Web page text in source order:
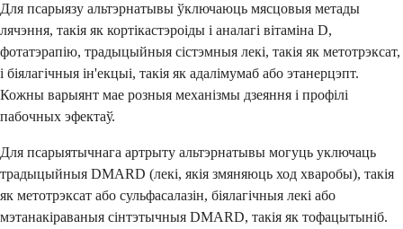
Для псарыязу альтэрнатывы ўключаюць мясцовыя метады
лячэння, такія як кортікастэроіды і аналагі вітаміна D,
фотатэрапію, традыцыйныя сістэмныя лекі, такія як метотрэксат,
і біялагічныя ін'екцыі, такія як адалімумаб або этанерцэпт.
Кожны варыянт мае розныя механізмы дзеяння і профілі
пабочных эфектаў.
Для псарыятычнага артрыту альтэрнатывы могуць уключаць
традыцыйныя DMARD (лекі, якія змяняюць ход хваробы), такія
як метотрэксат або сульфасалазін, біялагічныя лекі або
мэтанакіраваныя сінтэтычныя DMARD, такія як тофацытыніб.